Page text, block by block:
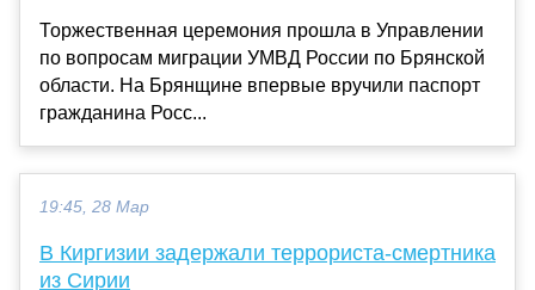
Торжественная церемония прошла в Управлении
по вопросам миграции УМВД России по Брянской
области. На Брянщине впервые вручили паспорт
гражданина Росс...
19:45, 28 Мар
В Киргизии задержали террориста-смертника
из Сирии